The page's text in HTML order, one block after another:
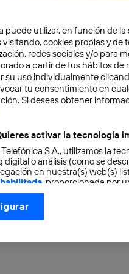
4 min
de
los
puede utilizar, en función de
visitando, cookies propias y de
redes sociales y/o para
a partir de tus hábitos
su uso individualmente
tu consentimiento en
Si deseas obtener
activar la tecnología
S.A., utilizamos la
digital o análisis (como se
en nuestra(s) web(s)
, proporcionada por
consentimiento en cada
Utiq está diseñada con la
dirección IP y otra